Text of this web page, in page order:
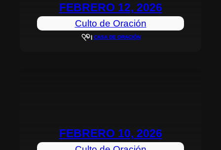
FEBRERO 12, 2026
Culto de Oración
| CASA DE ORACIÓN
FEBRERO 10, 2026